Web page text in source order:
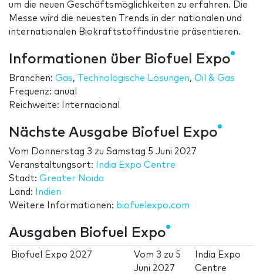
um die neuen Geschäftsmöglichkeiten zu erfahren. Die
Messe wird die neuesten Trends in der nationalen und
internationalen Biokraftstoffindustrie präsentieren.
Informationen über Biofuel Expo
Branchen: Gas, Technologische Lösungen, Oil & Gas
Frequenz: anual
Reichweite: Internacional
Nächste Ausgabe Biofuel Expo
Vom Donnerstag 3 zu Samstag 5 Juni 2027
Veranstaltungsort:
India Expo Centre
Stadt: Greater Noida
Land:
Indien
Weitere Informationen: biofuelexpo.com
Ausgaben Biofuel Expo
Biofuel Expo 2027 Vom 3 zu 5
Juni 2027
India Expo
Centre